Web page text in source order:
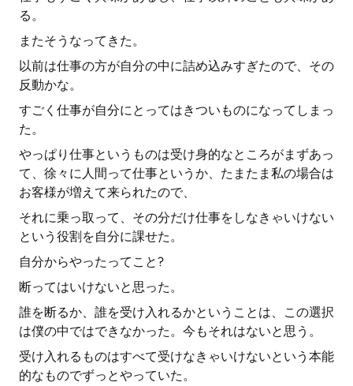
る。
またそうなってきた。
以前は仕事の方が自分の中に詰め込みすぎたので、その
反動かな。
すごく仕事が自分にとってはきついものになってしまっ
た。
やっぱり仕事というものは受け身的なところがまずあっ
て、徐々に人間って仕事というか、たまたま私の場合は
お客様が増えて来られたので、
それに乗っ取って、その分だけ仕事をしなきゃいけない
という役割を自分に課せた。
自分からやったってこと?
断ってはいけないと思った。
誰を断るか、誰を受け入れるかということは、この選択
は僕の中ではできなかった。今もそれはないと思う。
受け入れるものはすべて受けなきゃいけないという本能
的なものでずっとやっていた。